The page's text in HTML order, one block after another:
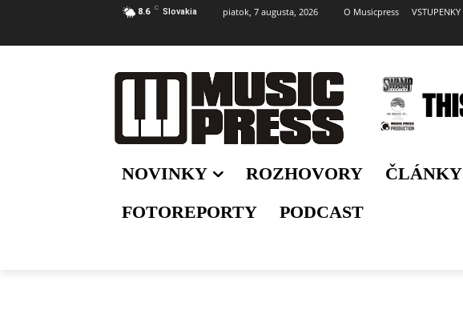
8.6 C Slovakia piatok, 7 augusta, 2026 O Musicpress VSTUPENKY
NOVINKY ROZHOVORY ČLÁNKY
FOTOREPORTY
PODCAST